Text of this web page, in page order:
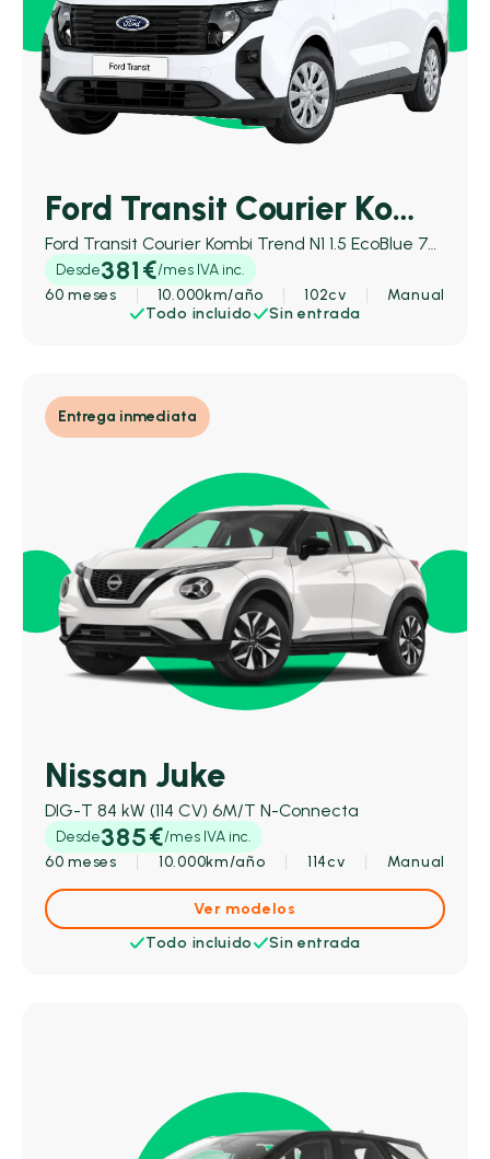
Ford Transit Courier Kombi
Ford Transit Courier Kombi Trend N1 1.5 EcoBlue 74 kW (100 CV)
Desde381€/mes IVA inc.
60 meses
10.000km/año 102cv
Manual
Todo incluido
Sin entrada
Entrega inmediata
Nissan Juke
DIG-T 84 kW (114 CV) 6M/T N-Connecta
Desde385€/mes IVA inc.
60 meses
10.000km/año 114cv Manual
Ver modelos
Todo incluido
Sin entrada